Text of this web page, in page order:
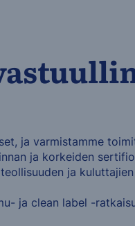
ja varmistamme
ja korkeiden
ja
ja clean label -